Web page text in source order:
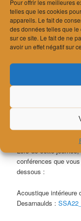
Pour offrir les meilleures
telles que les cookies
appareils. Le fait de
des données telles que
sur ce site. Le fait de ne
avoir un effet négatif sur
Publié le4 novembre
Le bureau
d’acoustique (SGA-
Le thème général de
installations
programmées sur la
porté directement sur
Arena) et
en présence
Lors de cette
conférences que
dessous :
Acoustique intérieure
Desarnaulds :